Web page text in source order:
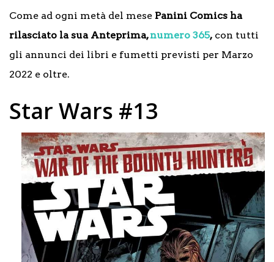
Come ad ogni metà del mese Panini Comics ha
rilasciato la sua Anteprima,numero 365, con tutti
gli annunci dei libri e fumetti previsti per Marzo
2022 e oltre.
Star Wars #13